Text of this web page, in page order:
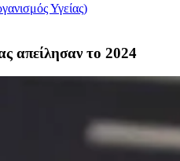
Υγείας)
απείλησαν το 2024